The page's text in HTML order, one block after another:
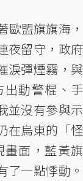
歐盟旗旗海，
夜留守，政府
淚彈煙霧，與
出動警棍、手
並沒有參與示
在烏東的「怪
畫面，藍黃旗
了一點悸動。